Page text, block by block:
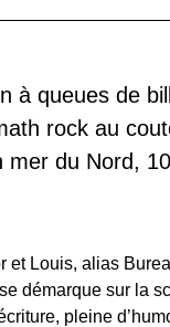
à queues de
rock au
mer du Nord,
et Louis, alias
démarque sur la
pleine